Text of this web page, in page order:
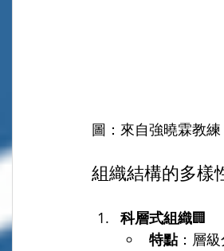
圖：來自強曉霖教
組織結構的多樣
科層式組織🏢
特點：層